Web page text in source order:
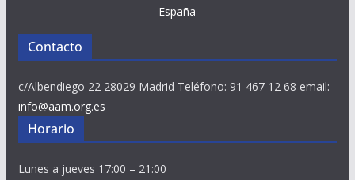
España
Contacto
c/Albendiego 22 28029 Madrid Teléfono: 91 467 12 68 email:
info@aam.org.es
Horario
Lunes a jueves 17:00 – 21:00